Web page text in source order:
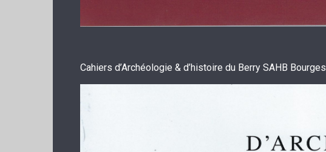
Cahiers d’Archéologie & d’histoire du Berry SAHB Bourges